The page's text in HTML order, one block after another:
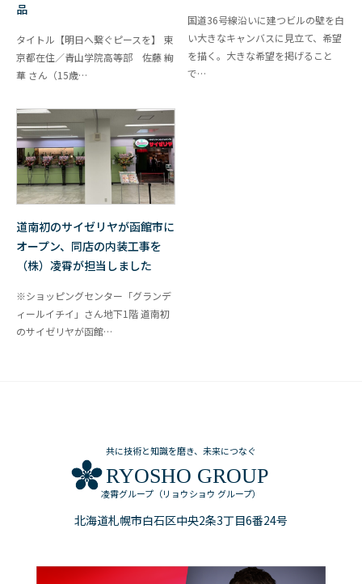
品
タイトル【明日へ繋ぐピースを】 東
京都在住／青山学院高等部 佐藤 絢
華 さん（15歳…
国道36号線沿いに建つビルの壁を白
い大きなキャンバスに見立て、希望
を描く。大きな希望を掲げること
で…
道南初のサイゼリヤが函館市に
オープン、同店の内装工事を
（株）凌霄が担当しました
※ショッピングセンター「グランデ
ィールイチイ」さん地下1階 道南初
のサイゼリヤが函館…
共に技術と知識を磨き、未来につなぐ
RYOSHO GROUP
凌霄グループ（リョウショウ グループ）
北海道札幌市白石区中央2条3丁目6番24号